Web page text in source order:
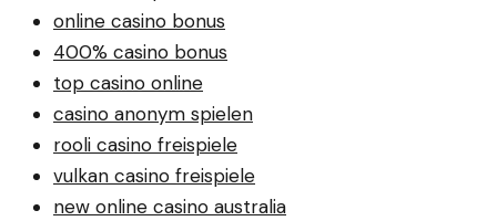
online casino bonus
400% casino bonus
top casino online
casino anonym spielen
rooli casino freispiele
vulkan casino freispiele
new online casino australia